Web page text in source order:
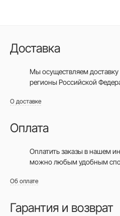
Доставка
Мы осуществляем доставку
регионы Российской
О доставке
Оплата
Оплатить заказы в нашем
можно любым удобным
Об оплате
Гарантия и возврат